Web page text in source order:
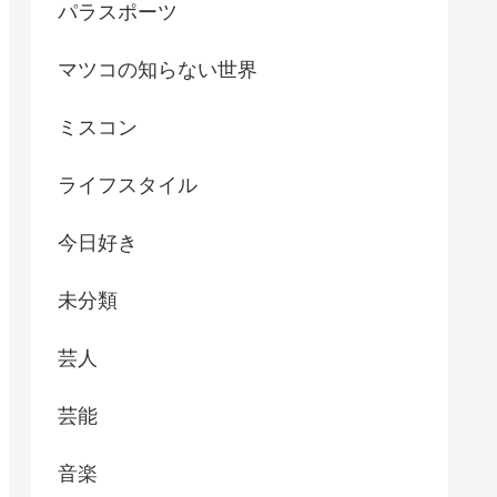
パラスポーツ
マツコの知らない世界
ミスコン
ライフスタイル
今日好き
未分類
芸人
芸能
音楽